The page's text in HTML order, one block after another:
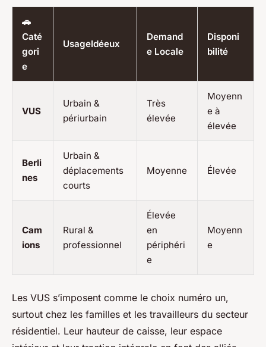
🚗
Caté
gori
e
UsageIdéeux
Demand
e Locale
Disponi
bilité
VUS
Urbain &
périurbain
Très
élevée
Moyenn
e à
élevée
Berli
nes
Urbain &
déplacements
courts
Moyenne Élevée
Cam
ions
Rural &
professionnel
Élevée
en
périphéri
e
Moyenn
e
Les VUS s’imposent comme le choix numéro un,
surtout chez les familles et les travailleurs du secteur
résidentiel. Leur hauteur de caisse, leur espace